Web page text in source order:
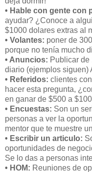
• Hable con gente con
ayudar? ¿Conoce a
$1000 dolares extras al
• Volantes: poner de
porque no tenía mucho
• Anuncios: Publicar de
diario (ejemplos siguen)
• Referidos: clientes
hacer esta pregunta,
en ganar de $500 a
• Encuestas: Son un
personas a ver la
mentor que te muestre
• Escribir un articulo:
oportunidades de
Se lo das a personas
• HOM: Reuniones de